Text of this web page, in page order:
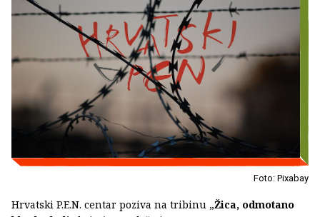
Foto: Pixabay
Hrvatski P.E.N. centar poziva na tribinu „Žica, odmotano